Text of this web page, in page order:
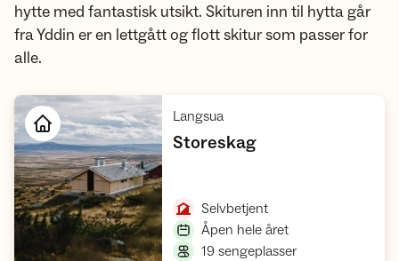
hytte med fantastisk utsikt. Skituren inn til hytta går
fra Yddin er en lettgått og flott skitur som passer for
alle.
Langsua,
Storeskag,
Selvbetjent,
Åpen hele året,
19 sengeplasser,